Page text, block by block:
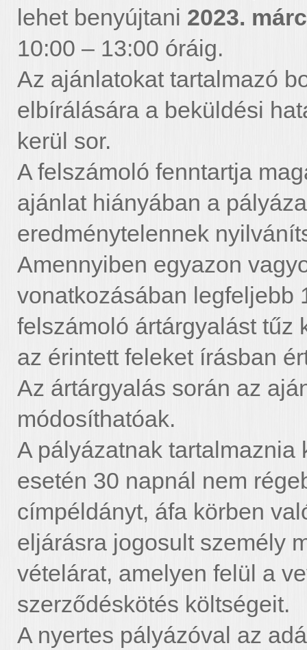
lehet benyújtani 2023.
10:00 – 13:00 óráig.
Az ajánlatokat tartalmazó
elbírálására a beküldési
kerül sor.
A felszámoló fenntartja
ajánlat hiányában a
eredménytelennek
Amennyiben egyazon
vonatkozásában legfeljebb
felszámoló ártárgyalást tűz
az érintett feleket írásban
Az ártárgyalás során az
módosíthatóak.
A pályázatnak
esetén 30 napnál nem
címpéldányt, áfa körben
eljárásra jogosult személy
vételárat, amelyen felül a
szerződéskötés költségeit.
A nyertes pályázóval az